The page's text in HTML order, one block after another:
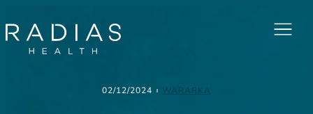
Menu
02/12/2024 WARARKA